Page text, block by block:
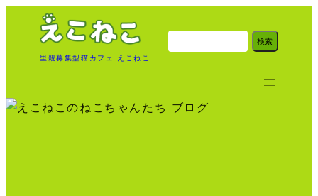
ッ
里親募集型猫カフェ えこねこ
検
索
検索